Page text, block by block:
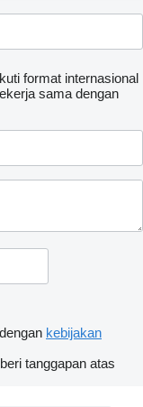
format internasional
sama dengan
kebijakan
tanggapan atas